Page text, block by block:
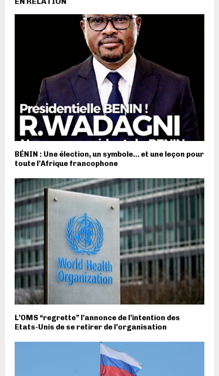
BÉNIN : Une élection, un symbole… et une leçon pour
toute l’Afrique francophone
L’OMS “regrette” l’annonce de l’intention des
Etats-Unis de se retirer de l’organisation